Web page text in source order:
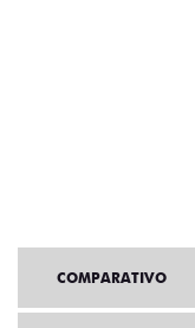
COMPARATIVO